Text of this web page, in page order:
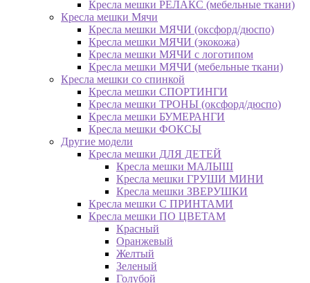
Креслa мешки РЕЛАКС (мебельные ткани)
Кресла мешки Мячи
Кресла мешки МЯЧИ (оксфорд/дюспо)
Кресла мешки МЯЧИ (экокожа)
Кресла мешки МЯЧИ с логотипом
Кресла мешки МЯЧИ (мебельные ткани)
Кресла мешки со спинкой
Кресла мешки СПОРТИНГИ
Кресла мешки ТРОНЫ (оксфорд/дюспо)
Кресла мешки БУМЕРАНГИ
Кресла мешки ФОКСЫ
Другие модели
Кресла мешки ДЛЯ ДЕТЕЙ
Кресла мешки МАЛЫШ
Кресла мешки ГРУШИ МИНИ
Кресла мешки ЗВЕРУШКИ
Кресла мешки С ПРИНТАМИ
Кресла мешки ПО ЦВЕТАМ
Красный
Оранжевый
Желтый
Зеленый
Голубой